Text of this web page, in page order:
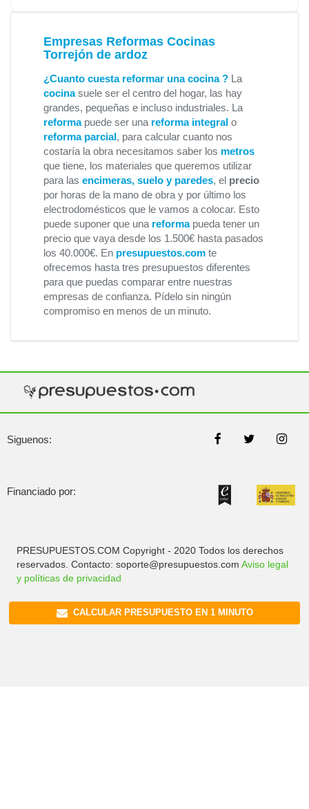
Empresas Reformas Cocinas
Torrejón de ardoz
¿Cuanto cuesta reformar una cocina ? La
cocinasuele ser el centro del hogar, las hay
grandes, pequeñas e incluso industriales. La
reformapuede ser una reforma integral o
reforma parcial, para calcular cuanto nos
costaría la obra necesitamos saber los metros
que tiene, los materiales que queremos utilizar
para las encimeras, suelo y paredes, el precio
por horas de la mano de obra y por último los
electrodomésticos que le vamos a colocar. Esto
puede suponer que una reformapueda tener un
precio que vaya desde los 1.500€ hasta pasados
los 40.000€. En presupuestos.com te
ofrecemos hasta tres presupuestos diferentes
para que puedas comparar entre nuestras
empresas de confianza. Pídelo sin ningún
compromiso en menos de un minuto.
Siguenos:
Financiado por:
PRESUPUESTOS.COM Copyright - 2020 Todos los derechos
reservados. Contacto: soporte@presupuestos.com Aviso legal
y políticas de privacidad
CALCULAR PRESUPUESTO EN 1 MINUTO